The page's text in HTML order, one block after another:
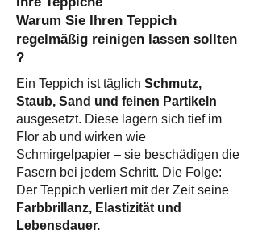
Warum Sie Ihren Teppich
regelmäßig reinigen lassen sollten
?​
Ein Teppich ist täglich Schmutz,
Staub, Sand und feinen Partikeln
ausgesetzt. Diese lagern sich tief im
Flor ab und wirken wie
Schmirgelpapier – sie beschädigen die
Fasern bei jedem Schritt. Die Folge:
Der Teppich verliert mit der Zeit seine
Farbbrillanz, Elastizität und
Lebensdauer.